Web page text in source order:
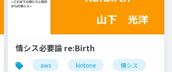
情シス必要論 re:Birth
aws kintone 情シス